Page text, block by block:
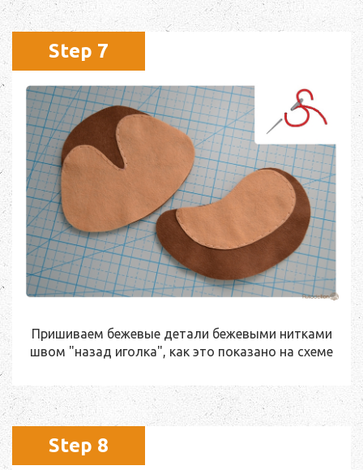
Step 7
Пришиваем бежевые детали бежевыми нитками
швом "назад иголка", как это показано на схеме
Step 8